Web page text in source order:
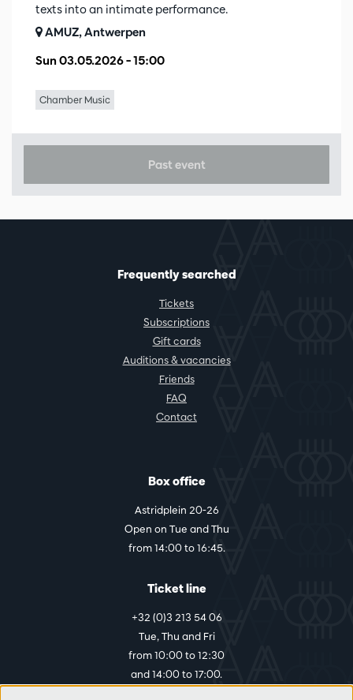
Sun 03.05.2026– 15:00
texts into an intimate performance.
AMUZ, Antwerpen
Chamber Music
Past event
Frequently searched
Tickets
Subscriptions
Gift cards
Auditions & vacancies
Friends
FAQ
Contact
Box office
Astridplein 20-26
Open on Tue and Thu
from 14:00 to 16:45.
Ticket line
+32 (0)3 213 54 06
Tue, Thu and Fri
from 10:00 to 12:30
and 14:00 to 17:00.